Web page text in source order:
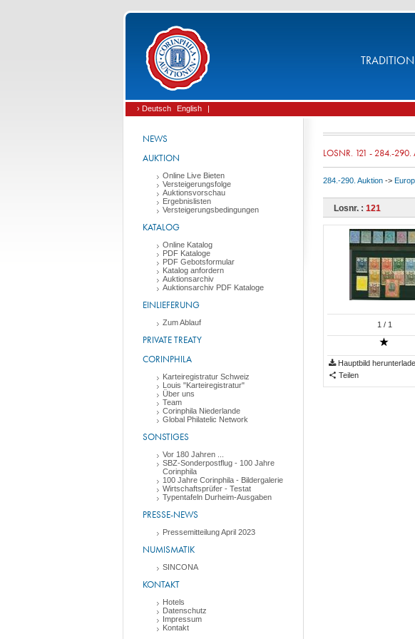
› Deutsch English |
NEWS
AUKTION
Online Live Bieten
Versteigerungsfolge
Auktionsvorschau
Ergebnislisten
Versteigerungsbedingungen
KATALOG
Online Katalog
PDF Kataloge
PDF Gebotsformular
Katalog anfordern
Auktionsarchiv
Auktionsarchiv PDF Kataloge
EINLIEFERUNG
Zum Ablauf
PRIVATE TREATY
CORINPHILA
Karteiregistratur Schweiz
Louis "Karteiregistratur"
Über uns
Team
Corinphila Niederlande
Global Philatelic Network
SONSTIGES
Vor 180 Jahren ...
SBZ-Sonderpostflug - 100 Jahre
Corinphila
100 Jahre Corinphila - Bildergalerie
Wirtschaftsprüfer - Testat
Typentafeln Durheim-Ausgaben
PRESSE-NEWS
Pressemitteilung April 2023
NUMISMATIK
SINCONA
KONTAKT
Hotels
Datenschutz
Impressum
Kontakt
LOSNR. 121 - 284.-290.
284.-290. Auktion ->
Losnr. : 121
1 / 1
Hauptbild
Teilen